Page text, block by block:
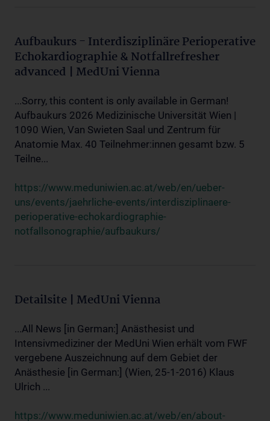
Aufbaukurs - Interdisziplinäre Perioperative
Echokardiographie & Notfallrefresher
advanced | MedUni Vienna
...Sorry, this content is only available in German!
Aufbaukurs 2026 Medizinische Universität Wien |
1090 Wien, Van Swieten Saal und Zentrum für
Anatomie Max. 40 Teilnehmer:innen gesamt bzw. 5
Teilne...
https://www.meduniwien.ac.at/web/en/ueber-
uns/events/jaehrliche-events/interdisziplinaere-
perioperative-echokardiographie-
notfallsonographie/aufbaukurs/
Detailsite | MedUni Vienna
...All News [in German:] Anästhesist und
Intensivmediziner der MedUni Wien erhält vom FWF
vergebene Auszeichnung auf dem Gebiet der
Anästhesie [in German:] (Wien, 25-1-2016) Klaus
Ulrich ...
https://www.meduniwien.ac.at/web/en/about-